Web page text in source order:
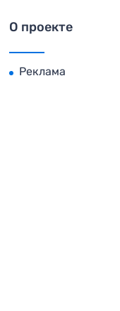
О проекте
Реклама